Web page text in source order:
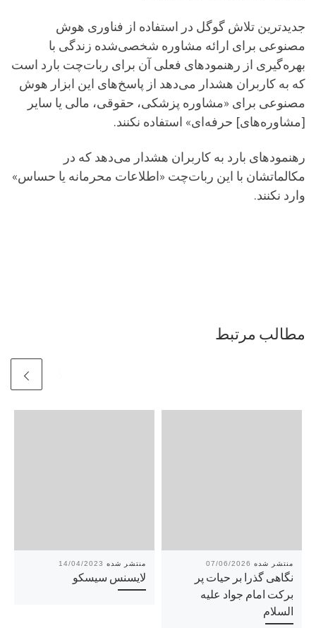
جدیدترین تلاش گوگل در استفاده از فناوری هوش
مصنوعی برای ارائه مشاوره‌ شخصی‌شده زندگی با
بهره‌گیری از رهنمودهای فعلی آن برای ربات‌چت بارد است
که به کاربران هشدار می‌دهد از پاسخ‌های این ابزار هوش
مصنوعی برای «مشاوره پزشکی، حقوقی، مالی یا سایر
[مشاوره‌های] حرفه‌ای» استفاده نکنند.
رهنمودهای بارد به کاربران هشدار می‌دهد که در
مکالماتشان با این ربات‌چت «اطلاعات محرمانه یا حساس»
وارد نکنند.
مطالب مرتبط
14/04/2023
لایسنس سیسکو
07/06/2026
نگاهی گذرا بر حیات پر
برکت امام جواد علیه
السلام